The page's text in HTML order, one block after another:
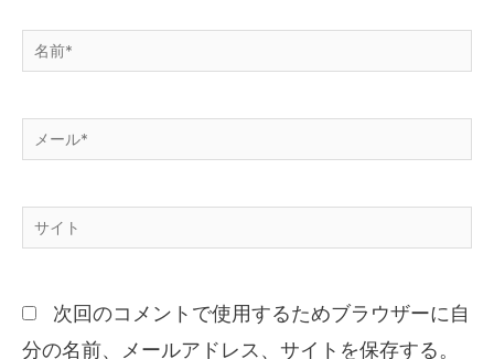
次回のコメントで使用するためブラウザーに自
分の名前、メールアドレス、サイトを保存する。